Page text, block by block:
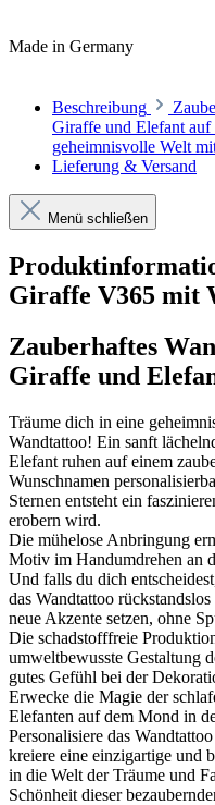
Made in Germany
Beschreibung
Giraffe und Elefant
geheimnisvolle Welt
Lieferung & Versand
Menü schließen
Giraffe V365 mit
Zauberhaftes
Giraffe und
Träume dich in eine
Wandtattoo! Ein sanft
Elefant ruhen auf einem
Wunschnamen
Sternen entsteht ein
erobern wird.
Die mühelose Anbringung
Motiv im Handumdrehen an
Und falls du dich
das Wandtattoo
neue Akzente setzen, ohne
Die schadstofffreie
umweltbewusste Gestaltung
gutes Gefühl bei der
Erwecke die Magie der
Elefanten auf dem Mond in
Personalisiere das
kreiere eine einzigartige und
in die Welt der Träume und
Schönheit dieser